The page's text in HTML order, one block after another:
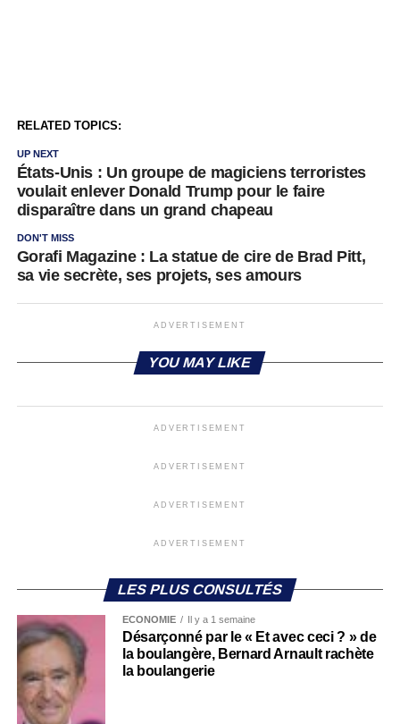
RELATED TOPICS:
UP NEXT
États-Unis : Un groupe de magiciens terroristes
voulait enlever Donald Trump pour le faire
disparaître dans un grand chapeau
DON'T MISS
Gorafi Magazine : La statue de cire de Brad Pitt,
sa vie secrète, ses projets, ses amours
ADVERTISEMENT
YOU MAY LIKE
ADVERTISEMENT
ADVERTISEMENT
ADVERTISEMENT
ADVERTISEMENT
LES PLUS CONSULTÉS
ECONOMIE Il y a 1 semaine
Désarçonné par le « Et avec ceci ? » de
la boulangère, Bernard Arnault rachète
la boulangerie